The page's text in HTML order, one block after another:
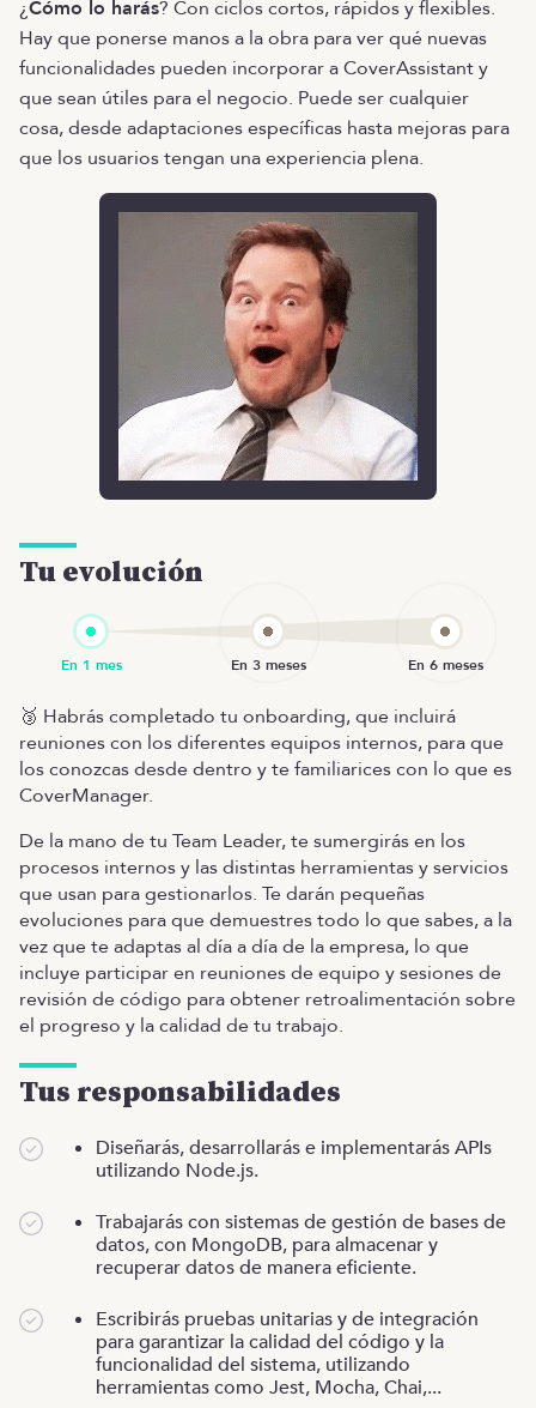
¿Cómo lo harás? Con ciclos cortos, rápidos y flexibles.
Hay que ponerse manos a la obra para ver qué nuevas
funcionalidades pueden incorporar a CoverAssistant y
que sean útiles para el negocio. Puede ser cualquier
cosa, desde adaptaciones específicas hasta mejoras para
que los usuarios tengan una experiencia plena.
Tu evolución
🥉 Habrás completado tu onboarding, que incluirá
reuniones con los diferentes equipos internos, para que
los conozcas desde dentro y te familiarices con lo que es
CoverManager.
De la mano de tu Team Leader, te sumergirás en los
procesos internos y las distintas herramientas y servicios
que usan para gestionarlos. Te darán pequeñas
evoluciones para que demuestres todo lo que sabes, a la
vez que te adaptas al día a día de la empresa, lo que
incluye participar en reuniones de equipo y sesiones de
revisión de código para obtener retroalimentación sobre
el progreso y la calidad de tu trabajo.
Tus responsabilidades
Diseñarás, desarrollarás e implementarás APIs
utilizando Node.js.
Trabajarás con sistemas de gestión de bases de
datos, con MongoDB, para almacenar y
recuperar datos de manera eficiente.
Escribirás pruebas unitarias y de integración
para garantizar la calidad del código y la
funcionalidad del sistema, utilizando
herramientas como Jest, Mocha, Chai,...